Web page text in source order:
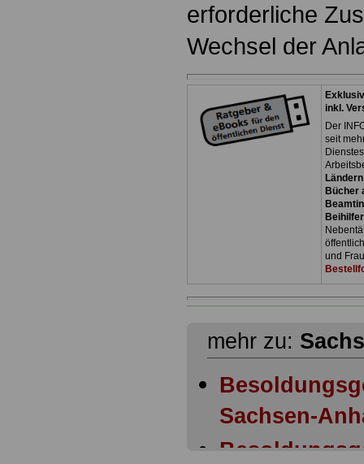
erforderliche
Wechsel der
inkl.
Der
seit
Ländern
Bücher
und
mehr zu:
Sachsen-